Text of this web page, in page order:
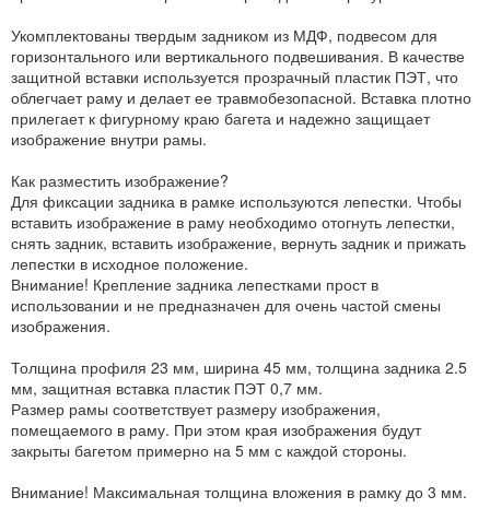
Укомплектованы твердым задником из МДФ, подвесом для
горизонтального или вертикального подвешивания. В качестве
защитной вставки используется прозрачный пластик ПЭТ, что
облегчает раму и делает ее травмобезопасной. Вставка плотно
прилегает к фигурному краю багета и надежно защищает
изображение внутри рамы.
Как разместить изображение?
Для фиксации задника в рамке используются лепестки. Чтобы
вставить изображение в раму необходимо отогнуть лепестки,
снять задник, вставить изображение, вернуть задник и прижать
лепестки в исходное положение.
Внимание! Крепление задника лепестками прост в
использовании и не предназначен для очень частой смены
изображения.
Толщина профиля 23 мм, ширина 45 мм, толщина задника 2.5
мм, защитная вставка пластик ПЭТ 0,7 мм.
Размер рамы соответствует размеру изображения,
помещаемого в раму. При этом края изображения будут
закрыты багетом примерно на 5 мм с каждой стороны.
Внимание! Максимальная толщина вложения в рамку до 3 мм.